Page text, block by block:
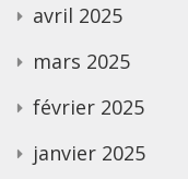
avril 2025
mars 2025
février 2025
janvier 2025